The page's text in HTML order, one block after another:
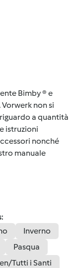
Bimby ® e
non si
a quantità
istruzioni
nonché
manuale
Inverno
Pasqua
Tutti i Santi